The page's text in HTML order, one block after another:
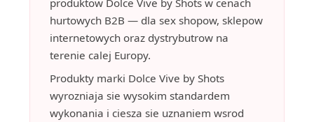
hurtowych B2B — dla sex shopow, sklepow
internetowych oraz dystrybutrow na
terenie calej Europy.
Produkty marki Dolce Vive by Shots
wyrozniaja sie wysokim standardem
wykonania i ciesza sie uznaniem wsrod